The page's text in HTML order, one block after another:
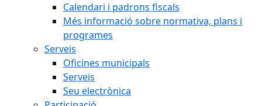
Calendari i padrons fiscals
Més informació sobre normativa, plans i
programes
Serveis
Oficines municipals
Serveis
Seu electrònica